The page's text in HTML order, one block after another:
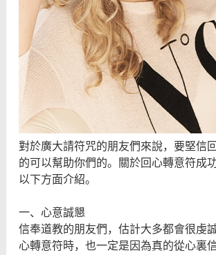
對於廣大請符咒的朋友們來說，要堅信
的可以幫助你們的。關於回心轉意符成
以下方面介紹。
一、心意誠懇
信奉道教的朋友們，估計大多都會很虔
心轉意符時，也一定是因為真的從心裏